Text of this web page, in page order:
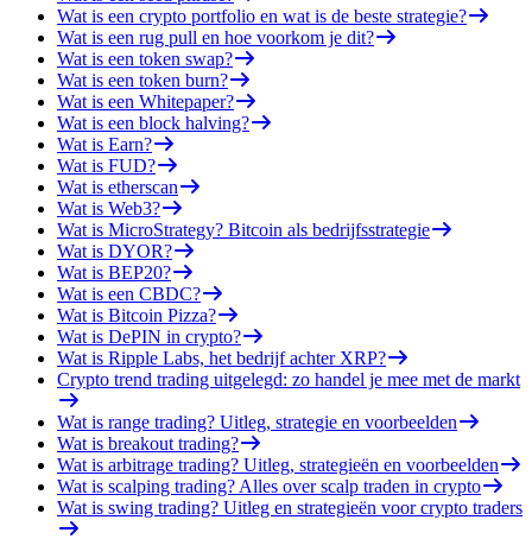
Wat is een crypto portfolio en wat is de beste strategie?
Wat is een rug pull en hoe voorkom je dit?
Wat is een token swap?
Wat is een token burn?
Wat is een Whitepaper?
Wat is een block halving?
Wat is Earn?
Wat is FUD?
Wat is etherscan
Wat is Web3?
Wat is MicroStrategy? Bitcoin als bedrijfsstrategie
Wat is DYOR?
Wat is BEP20?
Wat is een CBDC?
Wat is Bitcoin Pizza?
Wat is DePIN in crypto?
Wat is Ripple Labs, het bedrijf achter XRP?
Crypto trend trading uitgelegd: zo handel je mee met de markt
Wat is range trading? Uitleg, strategie en voorbeelden
Wat is breakout trading?
Wat is arbitrage trading? Uitleg, strategieën en voorbeelden
Wat is scalping trading? Alles over scalp traden in crypto
Wat is swing trading? Uitleg en strategieën voor crypto traders